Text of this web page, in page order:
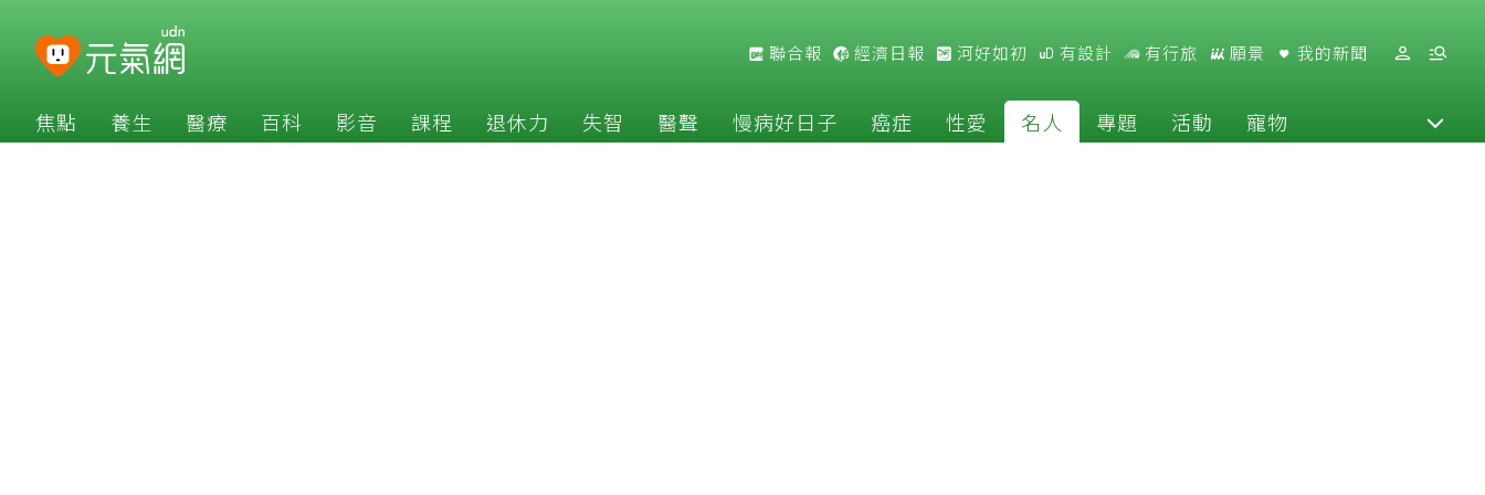
聯合報 經濟日報 河好如初 有設計 有行旅 願景 我的新聞
焦點 養生 醫療 百科 影音 課程 退休力 失智 醫聲 慢病好日子 癌症 性愛 名人 專題 活動 寵物